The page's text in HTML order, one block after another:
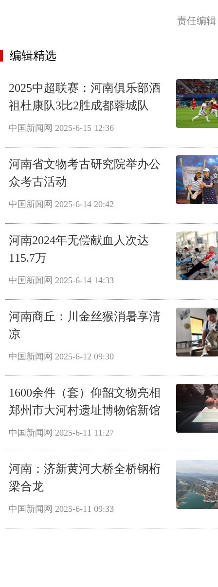
责任编
编辑精选
2025中超联赛：河南俱乐部酒
祖杜康队3比2胜成都蓉城队
中国新闻网 2025-6-15 12:36
河南省文物考古研究院举办公
众考古活动
中国新闻网 2025-6-14 20:42
河南2024年无偿献血人次达
115.7万
中国新闻网 2025-6-14 14:33
河南商丘：川金丝猴消暑享清
凉
中国新闻网 2025-6-12 09:30
1600余件（套）仰韶文物亮相
郑州市大河村遗址博物馆新馆
中国新闻网 2025-6-11 11:27
河南：济新黄河大桥全桥钢桁
梁合龙
中国新闻网 2025-6-11 09:33